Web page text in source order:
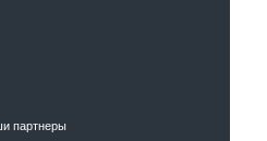
партнеры